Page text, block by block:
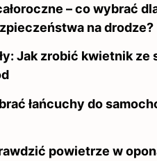
– co wybrać
na drodze?
Jak zrobić kwietnik ze
łańcuchy do
powietrze w